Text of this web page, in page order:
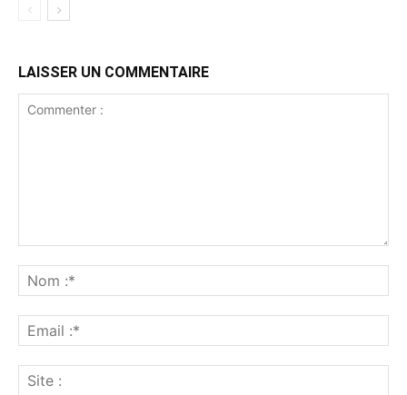
LAISSER UN COMMENTAIRE